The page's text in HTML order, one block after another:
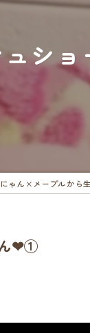
シ
ゃん×メープルから
ん❤︎①